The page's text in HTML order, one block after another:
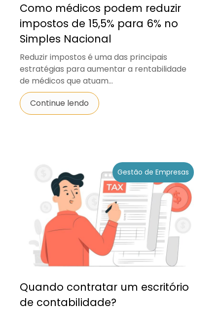
Como médicos podem reduzir
impostos de 15,5% para 6% no
Simples Nacional
Reduzir impostos é uma das principais
estratégias para aumentar a rentabilidade
de médicos que atuam...
Continue lendo
Gestão de Empresas
Quando contratar um escritório
de contabilidade?